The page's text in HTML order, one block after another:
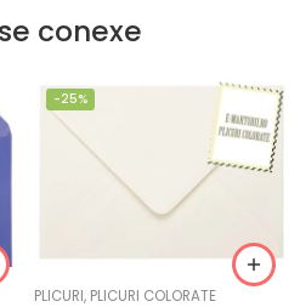
conexe
-25%
PLICURI, PLICURI COLORATE